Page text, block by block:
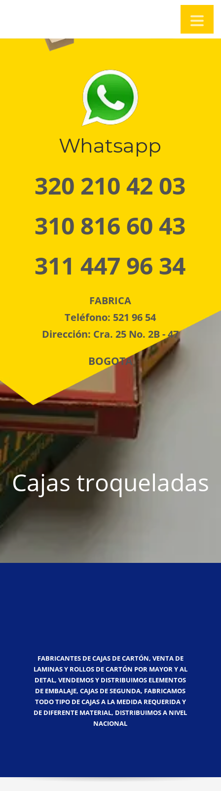
Whatsapp
320 210 42 03
310 816 60 43
311 447 96 34
FABRICA
Teléfono: 521 96 54
Dirección: Cra. 25 No. 2B - 47
BOGOTA
Cajas troqueladas
FABRICANTES DE CAJAS DE CARTÓN, VENTA DE
LAMINAS Y ROLLOS DE CARTÓN POR MAYOR Y AL
DETAL, VENDEMOS Y DISTRIBUIMOS ELEMENTOS
DE EMBALAJE, CAJAS DE SEGUNDA, FABRICAMOS
TODO TIPO DE CAJAS A LA MEDIDA REQUERIDA Y
DE DIFERENTE MATERIAL, DISTRIBUIMOS A NIVEL
NACIONAL